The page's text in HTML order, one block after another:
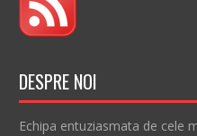
DESPRE NOI
Echipa entuziasmata de cele